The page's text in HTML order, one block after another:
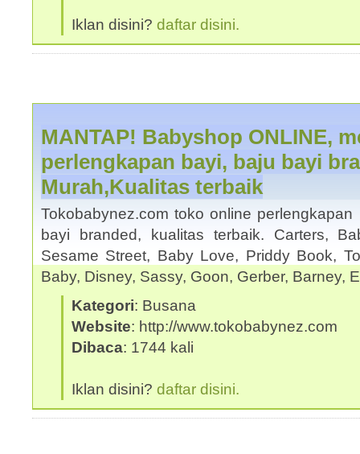
Iklan disini? daftar disini.
MANTAP! Babyshop ONLINE,
perlengkapan bayi, baju bayi
Murah,Kualitas terbaik
Tokobabynez.com toko online
bayi branded, kualitas terbaik. Carters,
Sesame Street, Baby Love, Priddy Book,
Baby, Disney, Sassy, Goon, Gerber, Barney,
Kategori: Busana
Website: http://www.tokobabynez.com
Dibaca: 1744 kali
Iklan disini? daftar disini.